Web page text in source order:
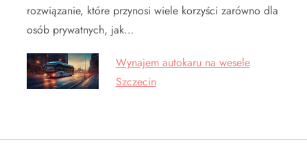
rozwiązanie, które przynosi wiele korzyści zarówno dla
osób prywatnych, jak…
Wynajem autokaru na wesele
Szczecin